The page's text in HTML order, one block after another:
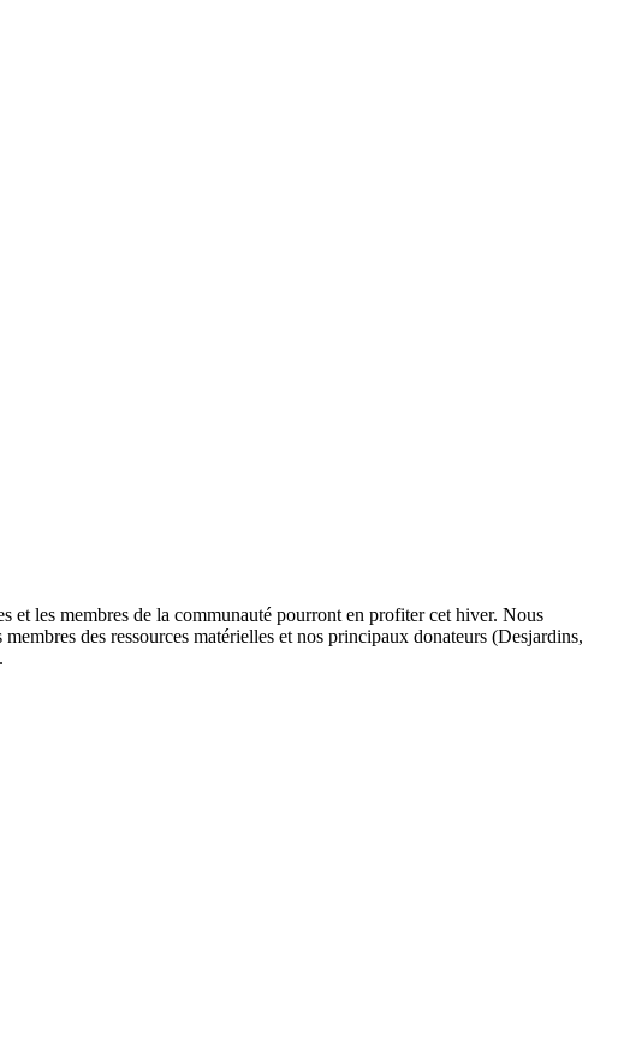
et les membres de la communauté pourront en profiter cet hiver. Nous
des ressources matérielles et nos principaux donateurs (Desjardins,